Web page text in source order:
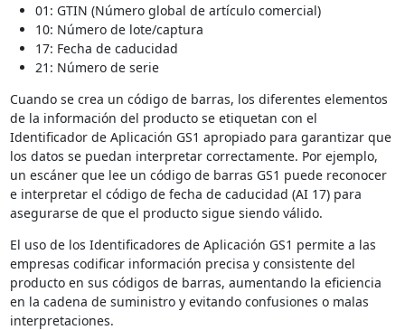
01: GTIN (Número global de artículo comercial)
10: Número de lote/captura
17: Fecha de caducidad
21: Número de serie
Cuando se crea un código de barras, los diferentes elementos
de la información del producto se etiquetan con el
Identificador de Aplicación GS1 apropiado para garantizar que
los datos se puedan interpretar correctamente. Por ejemplo,
un escáner que lee un código de barras GS1 puede reconocer
e interpretar el código de fecha de caducidad (AI 17) para
asegurarse de que el producto sigue siendo válido.
El uso de los Identificadores de Aplicación GS1 permite a las
empresas codificar información precisa y consistente del
producto en sus códigos de barras, aumentando la eficiencia
en la cadena de suministro y evitando confusiones o malas
interpretaciones.